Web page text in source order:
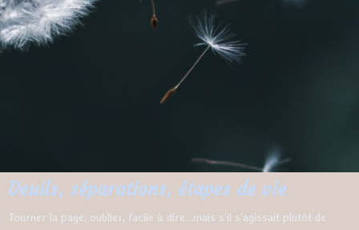
Deuils, séparations, étapes de vie
Tourner la page, oublier, facile à dire…mais s’il s’agissait plutôt de